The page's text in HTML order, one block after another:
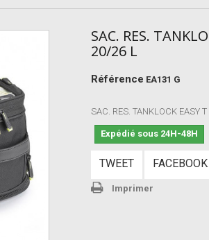
SAC. RES.
20/26 L
Référence EA131 G
SAC. RES. TANKLOCK EASY
Expédié sous 24H-48H
TWEET FACEBOOK
Imprimer